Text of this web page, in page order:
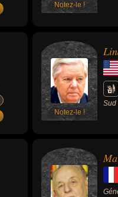
Notez-le !
Notez-le !
Sud